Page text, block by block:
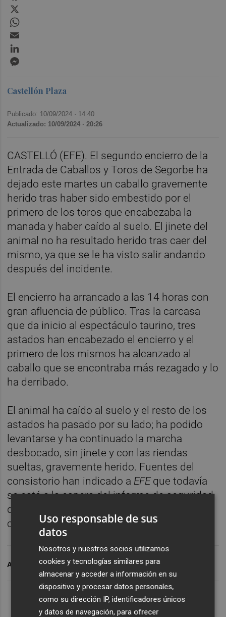
Castellón Plaza
Publicado: 10/09/2024 · 14:40
Actualizado: 10/09/2024 · 20:26
CASTELLÓ (EFE). El segundo encierro de la
Entrada de Caballos y Toros de Segorbe ha
dejado este martes un caballo gravemente
herido tras haber sido embestido por el
primero de los toros que encabezaba la
manada y haber caído al suelo. El jinete del
animal no ha resultado herido tras caer del
mismo, ya que se le ha visto salir andando
después del incidente.
El encierro ha arrancado a las 14 horas con
gran afluencia de público. Tras la carcasa
que da inicio al espectáculo taurino, tres
astados han encabezado el encierro y el
primero de los mismos ha alcanzado al
caballo que se encontraba más rezagado y lo
ha derribado.
El animal ha caído al suelo y el resto de los
astados ha pasado por su lado; ha podido
levantarse y ha continuado la marcha
desbocado, sin jinete y con las riendas
sueltas, gravemente herido. Fuentes del
consistorio han indicado a EFEque todavía
se está a la espera del informe de seguridad
que podría confirmar el fallecimiento del
caballo.
ARCHIVADO EN TOROS SEGORBE
Uso responsable de sus
datos
Nosotros y nuestros socios utilizamos
cookies y tecnologías similares para
almacenar y acceder a información en su
dispositivo y procesar datos personales,
como su dirección IP, identificadores únicos
y datos de navegación, para ofrecer